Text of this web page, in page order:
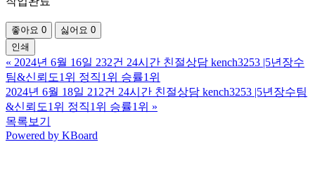
좋아요 0 싫어요 0
인쇄
« 2024년 6월 16일 232건 24시간 친절상담 kench3253 |5년장수
팀&신뢰도1위 정직1위 승률1위
2024년 6월 18일 212건 24시간 친절상담 kench3253 |5년장수팀
&신뢰도1위 정직1위 승률1위 »
목록보기
Powered by KBoard